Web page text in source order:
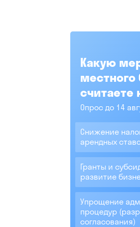
Какую
местного
считаете
Опрос до 14
Снижение
арендных
Гранты и
развитие
Упрощение
процедур
согласования)